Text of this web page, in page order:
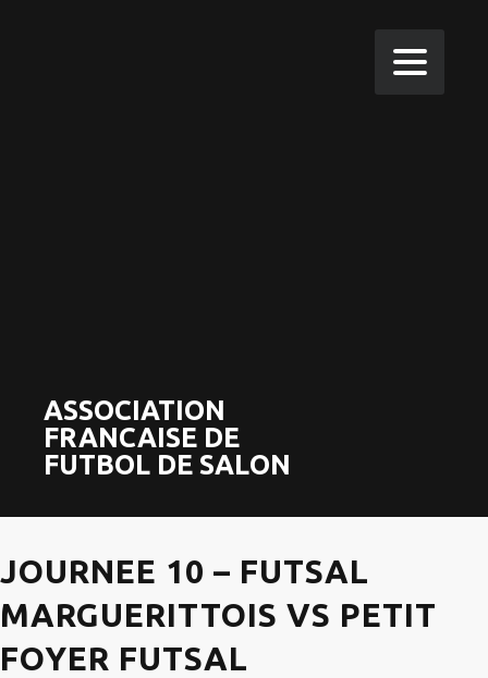
ASSOCIATION
FRANCAISE DE
FUTBOL DE SALON
JOURNEE 10 – FUTSAL
MARGUERITTOIS VS PETIT
FOYER FUTSAL